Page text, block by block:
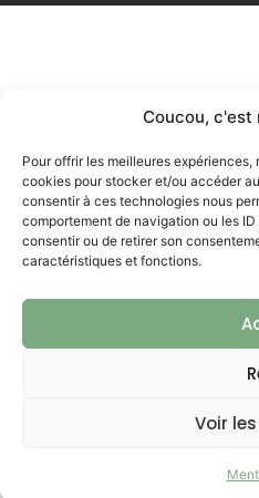
Coucou, c'est
Pour offrir les meilleures
cookies pour stocker et/ou accéder
consentir à ces technologies nous
comportement de navigation ou les
consentir ou de retirer son
caractéristiques et fonctions.
Voir